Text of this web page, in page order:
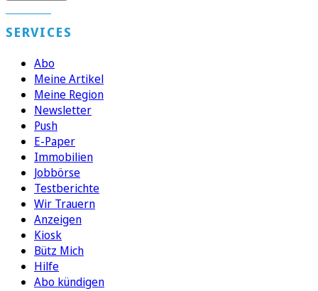
SERVICES
Abo
Meine Artikel
Meine Region
Newsletter
Push
E-Paper
Immobilien
Jobbörse
Testberichte
Wir Trauern
Anzeigen
Kiosk
Bütz Mich
Hilfe
Abo kündigen